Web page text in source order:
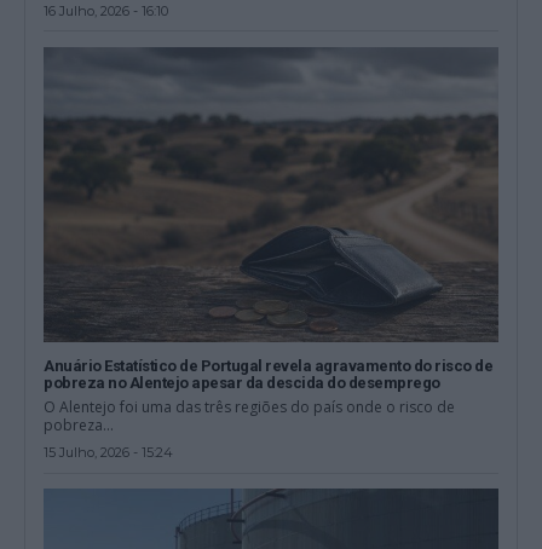
16 Julho, 2026 - 16:10
Anuário Estatístico de Portugal revela agravamento do risco de
pobreza no Alentejo apesar da descida do desemprego
O Alentejo foi uma das três regiões do país onde o risco de
pobreza...
15 Julho, 2026 - 15:24